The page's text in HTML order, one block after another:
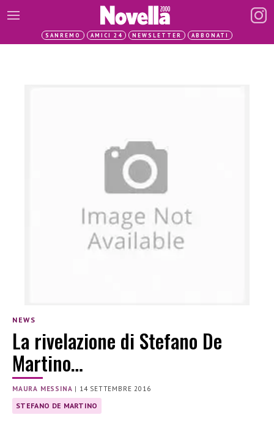
SANREMO AMICI 24 NEWSLETTER ABBONATI
NEWS
La rivelazione di Stefano De
Martino…
MAURA MESSINA | 14 SETTEMBRE 2016
STEFANO DE MARTINO